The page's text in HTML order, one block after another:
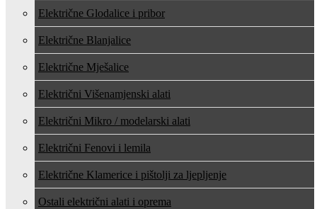
Električne Glodalice i pribor
Električne Blanjalice
Električne Mješalice
Električni Višenamjenski alati
Električni Mikro / modelarski alati
Električni Fenovi i lemila
Električne Klamerice i pištolji za ljepljenje
Ostali električni alati i oprema